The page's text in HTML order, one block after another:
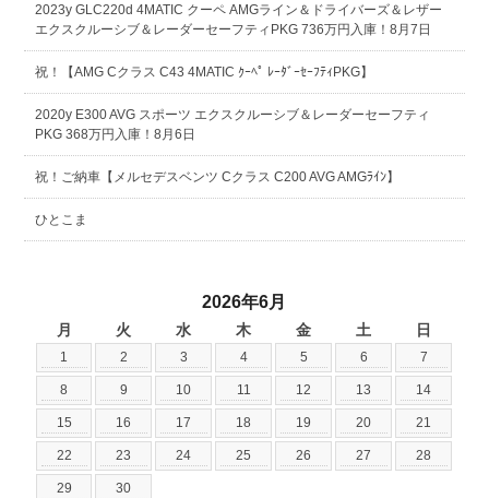
2023y GLC220d 4MATIC クーペ AMGライン＆ドライバーズ＆レザー
エクスクルーシブ＆レーダーセーフティPKG 736万円入庫！8月7日
祝！【AMG Cクラス C43 4MATIC ｸｰﾍﾟ ﾚｰﾀﾞｰｾｰﾌﾃｨPKG】
2020y E300 AVG スポーツ エクスクルーシブ＆レーダーセーフティ
PKG 368万円入庫！8月6日
祝！ご納車【メルセデスベンツ Cクラス C200 AVG AMGﾗｲﾝ】
ひとこま
2026年6月
月 火 水 木 金 土 日
1 2 3 4 5 6 7
8 9 10 11 12 13 14
15 16 17 18 19 20 21
22 23 24 25 26 27 28
29
30